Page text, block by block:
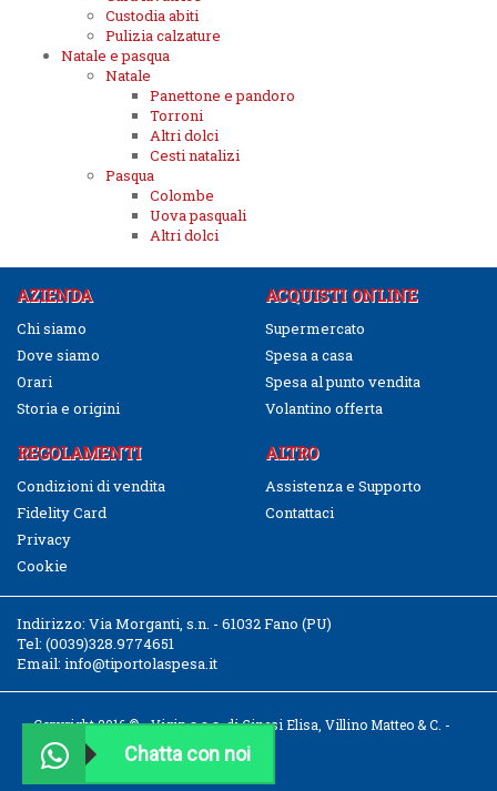
Custodia abiti
Pulizia calzature
Natale e pasqua
Natale
Panettone e pandoro
Torroni
Altri dolci
Cesti natalizi
Pasqua
Colombe
Uova pasquali
Altri dolci
AZIENDA
Chi siamo
Dove siamo
Orari
Storia e origini
ACQUISTI ONLINE
Supermercato
Spesa a casa
Spesa al punto vendita
Volantino offerta
REGOLAMENTI
Condizioni di vendita
Fidelity Card
Privacy
Cookie
ALTRO
Assistenza e Supporto
Contattaci
Indirizzo: Via Morganti, s.n. - 61032 Fano (PU)
Tel: (0039)328.9774651
Email: info@tiportolaspesa.it
Copyright 2016 © - Vigin s.a.s. di Ginesi Elisa, Villino Matteo & C. -
CF/P.IVA 02526040411Chatta con noi